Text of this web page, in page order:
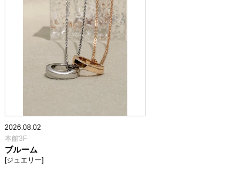
2026.08.02
本館3F
ブルーム
[ジュエリー]